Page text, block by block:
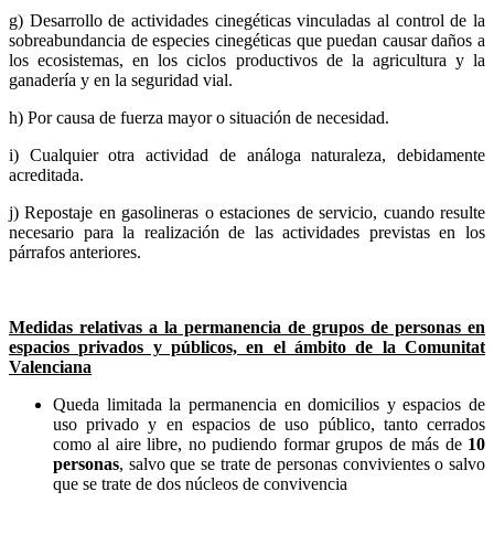
g) Desarrollo de actividades cinegéticas vinculadas al control de la
sobreabundancia de especies cinegéticas que puedan causar daños a
los ecosistemas, en los ciclos productivos de la agricultura y la
ganadería y en la seguridad vial.
h) Por causa de fuerza mayor o situación de necesidad.
i) Cualquier otra actividad de análoga naturaleza, debidamente
acreditada.
j) Repostaje en gasolineras o estaciones de servicio, cuando resulte
necesario para la realización de las actividades previstas en los
párrafos anteriores.
Medidas relativas a la permanencia de grupos de personas en
espacios privados y públicos, en el ámbito de la Comunitat
Valenciana
Queda limitada la permanencia en domicilios y espacios de
uso privado y en espacios de uso público, tanto cerrados
como al aire libre, no pudiendo formar grupos de más de 10
personas, salvo que se trate de personas convivientes o salvo
que se trate de dos núcleos de convivencia